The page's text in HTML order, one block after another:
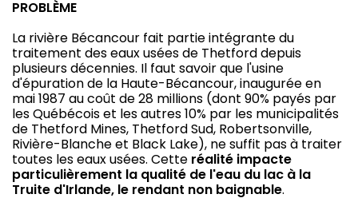
PROBLÈME
La rivière Bécancour fait partie intégrante du
traitement des eaux usées de Thetford depuis
plusieurs décennies. Il faut savoir que l'usine
d'épuration de la Haute-Bécancour, inaugurée en
mai 1987 au coût de 28 millions (dont 90% payés par
les Québécois et les autres 10% par les municipalités
de Thetford Mines, Thetford Sud, Robertsonville,
Rivière-Blanche et Black Lake), ne suffit pas à traiter
toutes les eaux usées. Cette réalité impacte
particulièrement la qualité de l'eau du lac à la
Truite d'Irlande, le rendant non baignable.